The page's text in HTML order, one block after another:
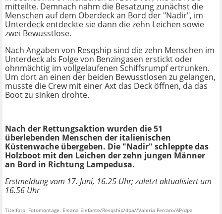
mitteilte. Demnach nahm die Besatzung zunächst die
Menschen auf dem Oberdeck an Bord der "Nadir", im
Unterdeck entdeckte sie dann die zehn Leichen sowie
zwei Bewusstlose.
Nach Angaben von Resqship sind die zehn Menschen im
Unterdeck als Folge von Benzingasen erstickt oder
ohnmächtig im vollgelaufenen Schiffsrumpf ertrunken.
Um dort an einen der beiden Bewusstlosen zu gelangen,
musste die Crew mit einer Axt das Deck öffnen, da das
Boot zu sinken drohte.
Nach der Rettungsaktion wurden die 51
überlebenden Menschen der italienischen
Küstenwache übergeben. Die "Nadir" schleppte das
Holzboot mit den Leichen der zehn jungen Männer
an Bord in Richtung Lampedusa.
Erstmeldung vom 17. Juni, 16.25 Uhr; zuletzt aktualisiert um
16.56 Uhr
Titelfoto: Fotomontage: Eleana Elefante/Resqship/dpa//Valeria Ferraro/AP/dpa